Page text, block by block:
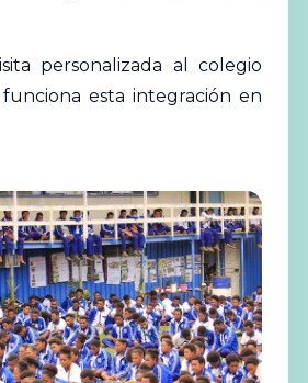
personalizada al colegio
esta integración en